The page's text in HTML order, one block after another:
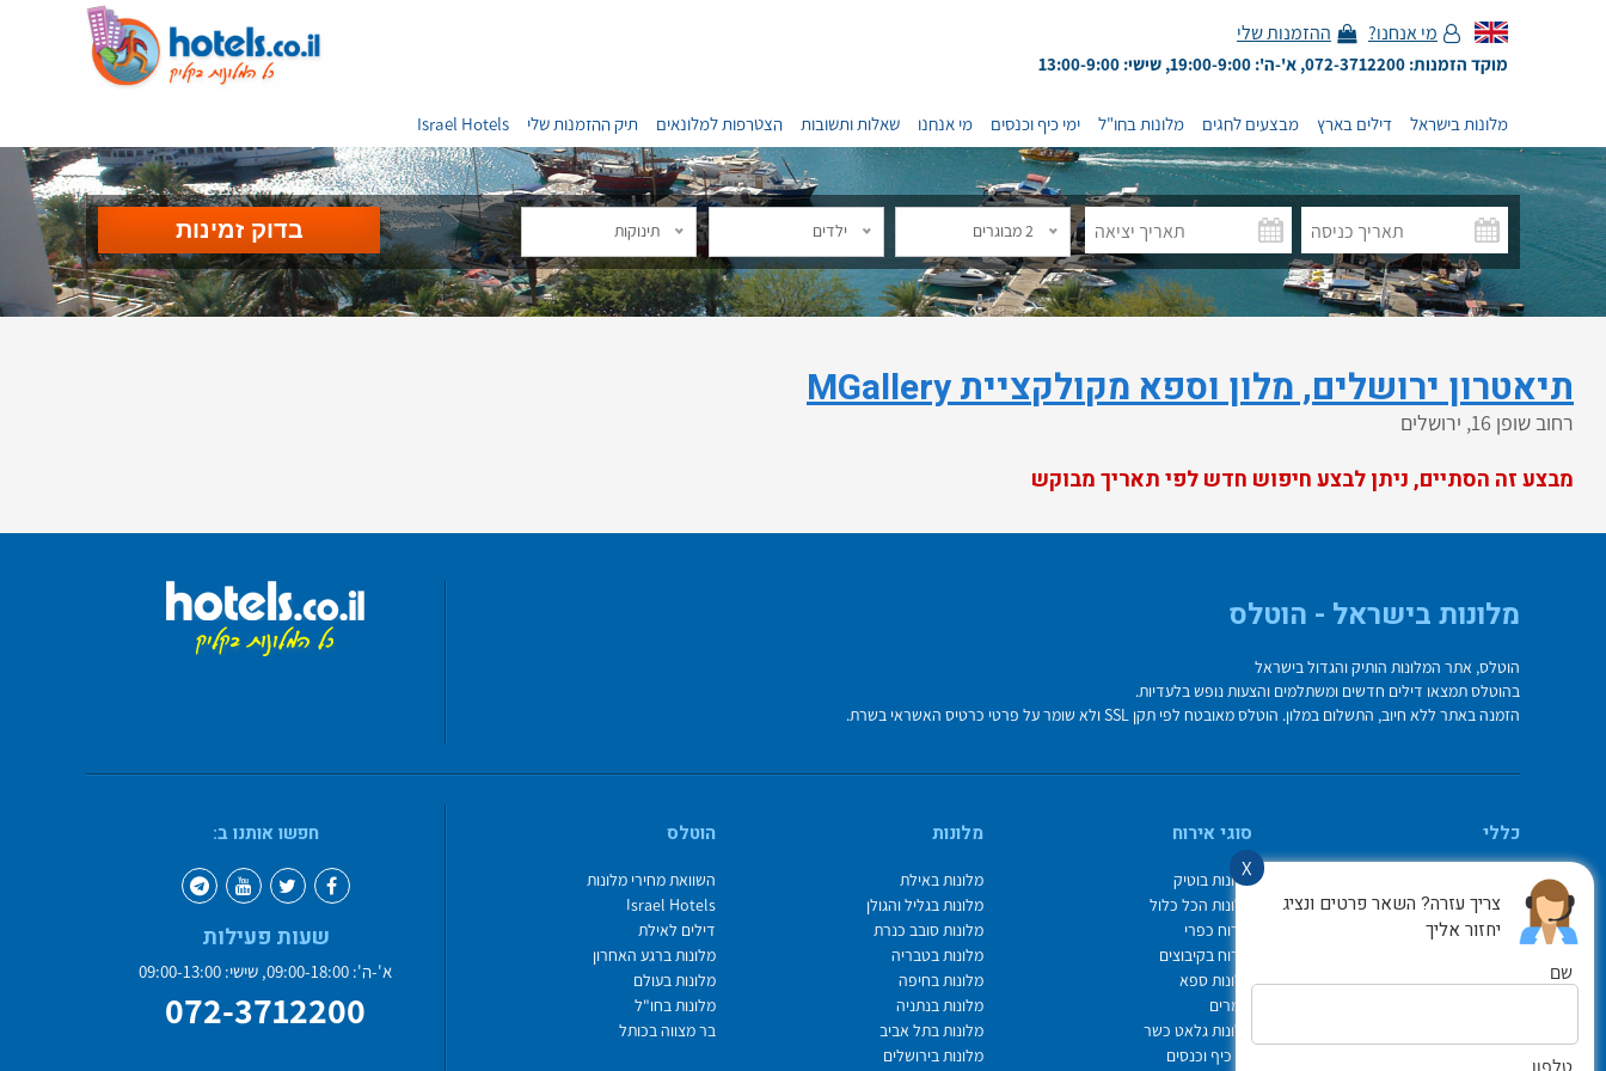
מי אנחנו? ההזמנות שלי
מוקד הזמנות: 072-3712200, א'-ה': 19:00-9:00, שישי: 13:00-9:00
מלונות בישראל דילים בארץ מבצעים לחגים מלונות בחו"ל ימי כיף וכנסים מי אנחנו שאלות ותשובות הצטרפות למלונאים תיק ההזמנות שלי Israel Hotels
2 מבוגרים ילדים תינוקות
תיאטרון ירושלים, מלון וספא מקולקציית MGallery
רחוב שופן 16, ירושלים
מבצע זה הסתיים, ניתן לבצע חיפוש חדש לפי תאריך מבוקש
X
צריך עזרה? השאר פרטים ונציג
יחזור אליך
שם
טלפון
מלונות בישראל - הוטלס
הוטלס, אתר המלונות הותיק והגדול בישראל
בהוטלס תמצאו דילים חדשים ומשתלמים והצעות נופש בלעדיות.
הזמנה באתר ללא חיוב, התשלום במלון. הוטלס מאובטח לפי תקן SSL ולא שומר על פרטי כרטיס האשראי בשרת.
כללי
איך משתמשים באתר
צור קשר
Israel Hotels
סוגי אירוח
מלונות בוטיק
מלונות הכל כלול
אירוח כפרי
אירוח בקיבוצים
מלונות ספא
צימרים
מלונות גלאט כשר
ימי כיף וכנסים
מלונות
מלונות באילת
מלונות בגליל והגולן
מלונות סובב כנרת
מלונות בטבריה
מלונות בחיפה
מלונות בנתניה
מלונות בתל אביב
מלונות בירושלים
הוטלס
השוואת מחירי מלונות
Israel Hotels
דילים לאילת
מלונות ברגע האחרון
מלונות בעולם
מלונות בחו"ל
בר מצווה בכותל
חפשו אותנו ב:
שעות פעילות
א'-ה': 09:00-18:00, שישי: 09:00-13:00
072-3712200